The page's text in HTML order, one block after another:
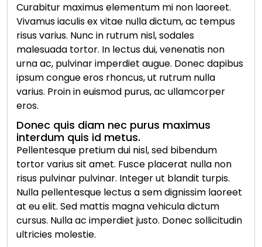
Curabitur maximus elementum mi non laoreet.
Vivamus iaculis ex vitae nulla dictum, ac tempus
risus varius. Nunc in rutrum nisl, sodales
malesuada tortor. In lectus dui, venenatis non
urna ac, pulvinar imperdiet augue. Donec dapibus
ipsum congue eros rhoncus, ut rutrum nulla
varius. Proin in euismod purus, ac ullamcorper
eros.
Donec quis diam nec purus maximus
interdum quis id metus.
Pellentesque pretium dui nisl, sed bibendum
tortor varius sit amet. Fusce placerat nulla non
risus pulvinar pulvinar. Integer ut blandit turpis.
Nulla pellentesque lectus a sem dignissim laoreet
at eu elit. Sed mattis magna vehicula dictum
cursus. Nulla ac imperdiet justo. Donec sollicitudin
ultricies molestie.